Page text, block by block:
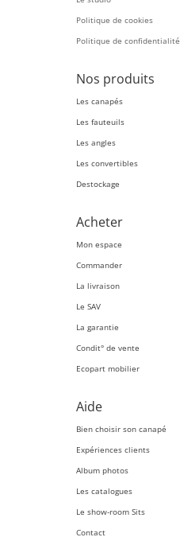
Politique de cookies
Politique de confidentialité
Nos produits
Les canapés
Les fauteuils
Les angles
Les convertibles
Destockage
Acheter
Mon espace
Commander
La livraison
Le SAV
La garantie
Condit° de vente
Ecopart mobilier
Aide
Bien choisir son canapé
Expériences clients
Album photos
Les catalogues
Le show-room Sits
Contact